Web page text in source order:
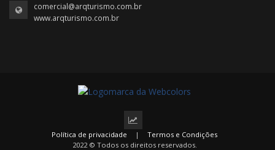
comercial@arqturismo.com.br
www.arqturismo.com.br
Política de privacidade |
Termos e Condições
2022 © Todos os direitos reservados.